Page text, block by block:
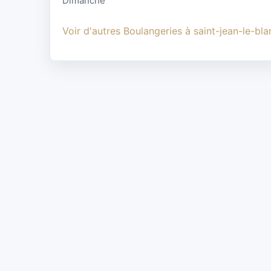
Voir d'autres Boulangeries à saint-jean-le-